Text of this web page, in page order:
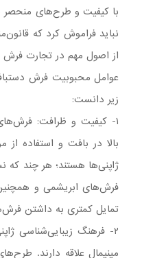
با کیفیت و طرح‌های منحصر
نباید فراموش کرد که
از اصول مهم در تجارت
عوامل محبوبیت فرش
زیر دانست:
۱- کیفیت و ظرافت:
بالا در بافت و استفاده از
ژاپنی‌ها هستند؛ هر چند
فرش‌های ابریشمی و همچنین
تمایل کمتری به داشتن
۲- فرهنگ زیبایی‌شناسی
مینیمال علاقه دارند.